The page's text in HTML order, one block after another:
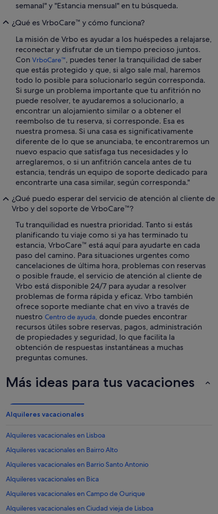
semanal" y "Estancia mensual" en tu búsqueda.
¿Qué es VrboCare™ y cómo funciona?
La misión de Vrbo es ayudar a los huéspedes a relajarse,
reconectar y disfrutar de un tiempo precioso juntos.
Con VrboCare™, puedes tener la tranquilidad de saber
que estás protegido y que, si algo sale mal, haremos
todo lo posible para solucionarlo según corresponda.
Si surge un problema importante que tu anfitrión no
puede resolver, te ayudaremos a solucionarlo, a
encontrar un alojamiento similar o a obtener el
reembolso de tu reserva, si corresponde. Esa es
nuestra promesa. Si una casa es significativamente
diferente de lo que se anunciaba, te encontraremos un
nuevo espacio que satisfaga tus necesidades y lo
arreglaremos, o si un anfitrión cancela antes de tu
estancia, tendrás un equipo de soporte dedicado para
encontrarte una casa similar, según corresponda."
¿Qué puedo esperar del servicio de atención al cliente de
Vrbo y del soporte de VrboCare™?
Tu tranquilidad es nuestra prioridad. Tanto si estás
planificando tu viaje como si ya has terminado tu
estancia, VrboCare™ está aquí para ayudarte en cada
paso del camino. Para situaciones urgentes como
cancelaciones de última hora, problemas con reservas
o posible fraude, el servicio de atención al cliente de
Vrbo está disponible 24/7 para ayudar a resolver
problemas de forma rápida y eficaz. Vrbo también
ofrece soporte mediante chat en vivo a través de
nuestro Centro de ayuda, donde puedes encontrar
recursos útiles sobre reservas, pagos, administración
de propiedades y seguridad, lo que facilita la
obtención de respuestas instantáneas a muchas
preguntas comunes.
Más ideas para tus vacaciones
Alquileres vacacionales
Alquileres vacacionales en Lisboa
Alquileres vacacionales en Bairro Alto
Alquileres vacacionales en Barrio Santo Antonio
Alquileres vacacionales en Bica
Alquileres vacacionales en Campo de Ourique
Alquileres vacacionales en Ciudad vieja de Lisboa